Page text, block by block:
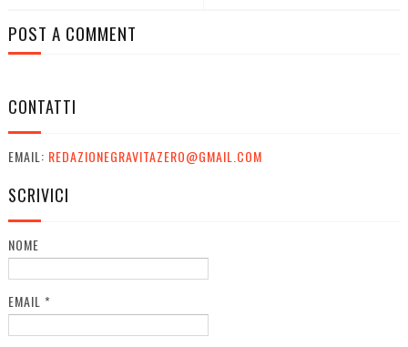
POST A COMMENT
CONTATTI
EMAIL: REDAZIONEGRAVITAZERO@GMAIL.COM
SCRIVICI
NOME
EMAIL *